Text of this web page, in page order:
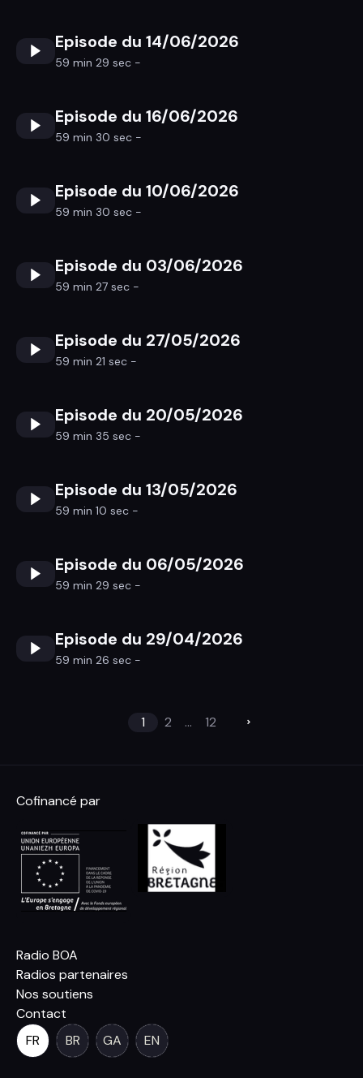
Episode du 14/06/2026
59 min 29 sec -
Episode du 16/06/2026
59 min 30 sec -
Episode du 10/06/2026
59 min 30 sec -
Episode du 03/06/2026
59 min 27 sec -
Episode du 27/05/2026
59 min 21 sec -
Episode du 20/05/2026
59 min 35 sec -
Episode du 13/05/2026
59 min 10 sec -
Episode du 06/05/2026
59 min 29 sec -
Episode du 29/04/2026
59 min 26 sec -
1 2 ... 12
Cofinancé par
Radio BOA
Radios partenaires
Nos soutiens
Contact
FR
BR GA EN